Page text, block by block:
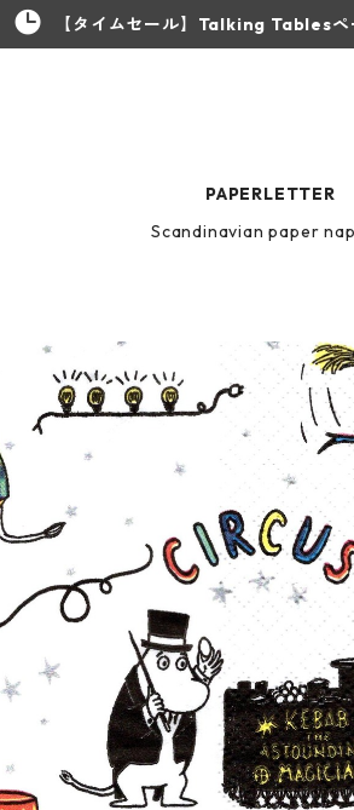
【タイムセール】Talking Tablesペ
PAPERLETTER
Scandinavian paper